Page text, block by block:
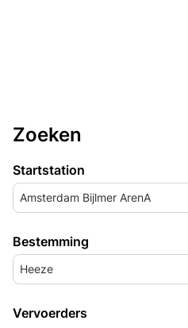
Zoeken
Startstation
Amsterdam Bijlmer ArenA
Bestemming
Heeze
Vervoerders